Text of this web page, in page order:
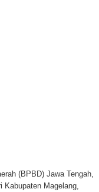
(BPBD) Jawa Tengah,
Magelang,